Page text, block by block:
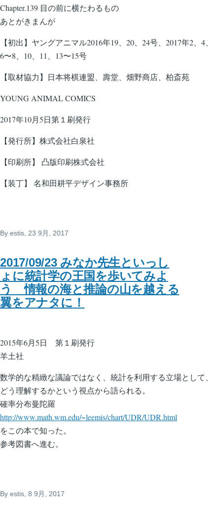
Chapter.139 目の前に横たわるもの
あとがきまんが
【初出】ヤングアニマル2016年19、20、24号、2017年2、4、
6〜8、10、11、13〜15号
【取材協力】日本将棋連盟、壽堂、畑野商店、柏斎苑
YOUNG ANIMAL COMICS
2017年10月5日第１刷発行
【発行所】株式会社白泉社
【印刷所】 凸版印刷株式会社
【装丁】 名和田耕平デザイン事務所
By estis , 23 9月, 2017
2017/09/23 みなか先生といっし
ょに統計学の王国を歩いてみよ
う 情報の海と推論の山を越える
翼をアナタに！
2015年6月5日 第１刷発行
羊土社
数学的な精緻な議論ではなく、統計を利用する立場として、
どう理解するかという視点から語られる。
確率分布曼陀羅
http://www.math.wm.edu/~leemis/chart/UDR/UDR.html
をこの本で知った。
参考図書へ進む。
By estis, 8 9月, 2017